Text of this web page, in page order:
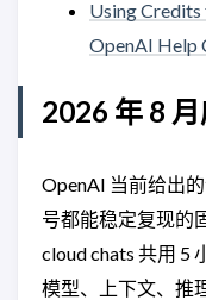
Using
OpenAI Help
2026 年 8
OpenAI 当前给出
号都能稳定复现的
cloud chats 共用 5
模型、上下文、推